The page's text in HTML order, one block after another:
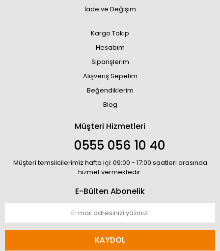
İade ve Değişim
Kargo Takip
Hesabım
Siparişlerim
Alışveriş Sepetim
Beğendiklerim
Blog
Müşteri Hizmetleri
0555 056 10 40
Müşteri temsilcilerimiz hafta içi: 09:00 - 17:00 saatleri arasında
hizmet vermektedir.
E-Bülten Abonelik
KAYDOL